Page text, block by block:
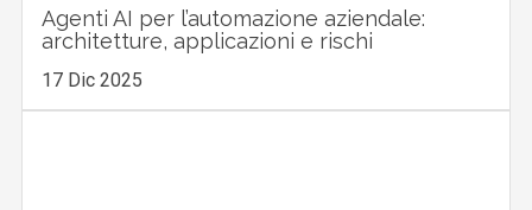
Agenti AI per l’automazione aziendale:
architetture, applicazioni e rischi
17 Dic 2025